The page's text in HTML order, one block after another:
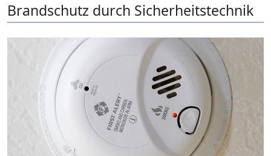
Brandschutz durch Sicherheitstechnik